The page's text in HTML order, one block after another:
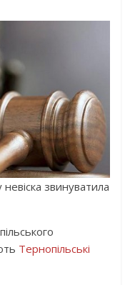
звинуватила
Тернопільські